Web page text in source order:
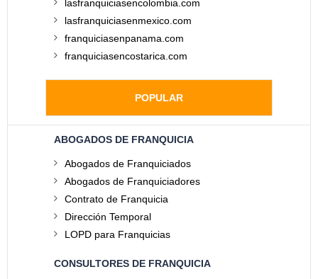
lasfranquiciasencolombia.com
lasfranquiciasenmexico.com
franquiciasenpanama.com
franquiciasencostarica.com
POPULAR
ABOGADOS DE FRANQUICIA
Abogados de Franquiciados
Abogados de Franquiciadores
Contrato de Franquicia
Dirección Temporal
LOPD para Franquicias
CONSULTORES DE FRANQUICIA